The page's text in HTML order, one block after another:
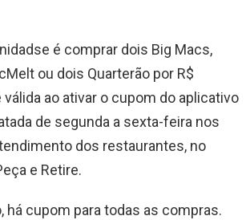
é comprar dois Big Macs,
ou dois Quarterão por R$
válida ao ativar o cupom do aplicativo
de segunda a sexta-feira nos
dos restaurantes, no
e Retire.
há cupom para todas as compras.